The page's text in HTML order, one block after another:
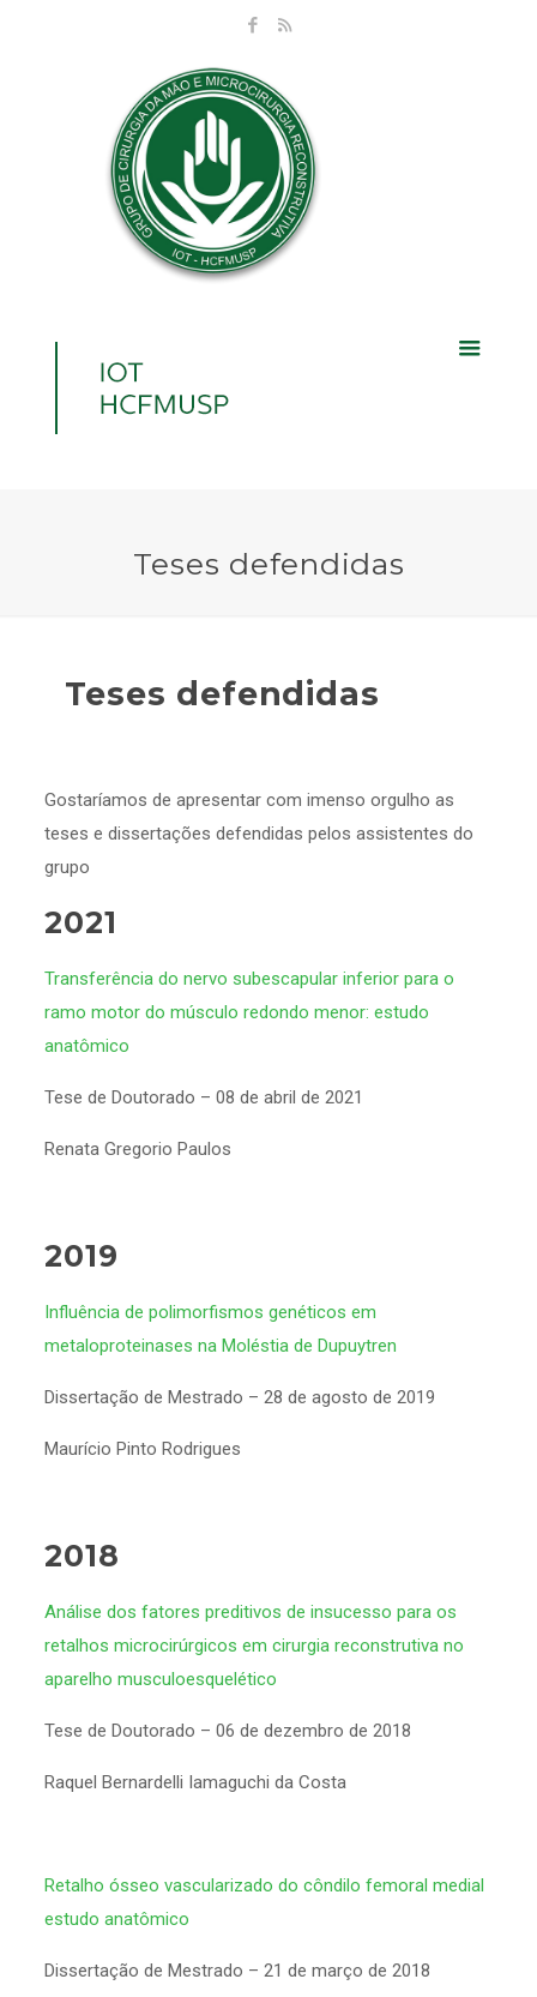
Teses defendidas
Teses defendidas
Gostaríamos de apresentar com imenso orgulho as
teses e dissertações defendidas pelos assistentes do
grupo
2021
Transferência do nervo subescapular inferior para o
ramo motor do músculo redondo menor: estudo
anatômico
Tese de Doutorado – 08 de abril de 2021
Renata Gregorio Paulos
2019
Influência de polimorfismos genéticos em
metaloproteinases na Moléstia de Dupuytren
Dissertação de Mestrado – 28 de agosto de 2019
Maurício Pinto Rodrigues
2018
Análise dos fatores preditivos de insucesso para os
retalhos microcirúrgicos em cirurgia reconstrutiva no
aparelho musculoesquelético
Tese de Doutorado – 06 de dezembro de 2018
Raquel Bernardelli Iamaguchi da Costa
Retalho ósseo vascularizado do côndilo femoral medial
estudo anatômico
Dissertação de Mestrado – 21 de março de 2018